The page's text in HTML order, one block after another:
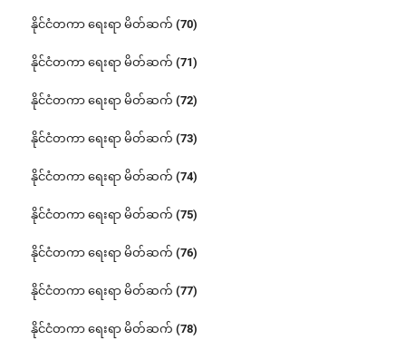
နိုင်ငံတကာ ရေးရာ မိတ်ဆက် (70)
နိုင်ငံတကာ ရေးရာ မိတ်ဆက် (71)
နိုင်ငံတကာ ရေးရာ မိတ်ဆက် (72)
နိုင်ငံတကာ ရေးရာ မိတ်ဆက် (73)
နိုင်ငံတကာ ရေးရာ မိတ်ဆက် (74)
နိုင်ငံတကာ ရေးရာ မိတ်ဆက် (75)
နိုင်ငံတကာ ရေးရာ မိတ်ဆက် (76)
နိုင်ငံတကာ ရေးရာ မိတ်ဆက် (77)
နိုင်ငံတကာ ရေးရာ မိတ်ဆက် (78)